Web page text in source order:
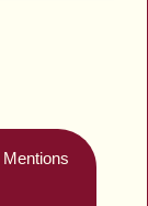
Mentions